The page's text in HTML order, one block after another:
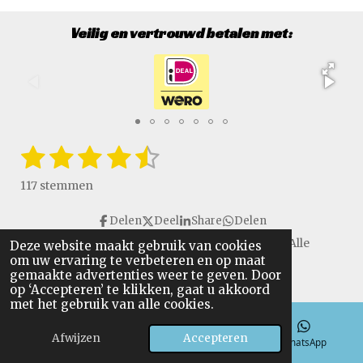
Deze website maakt gebruik van cookies
om uw ervaring te verbeteren en op maat
gemaakte advertenties weer te geven. Door
op ‘Accepteren’ te klikken, gaat u akkoord
met het gebruik van alle cookies.
Afwijzen Accepteren
Veilig en vertrouwd betalen met:
R
a
t
n
g
:
4
.
1
s
e
r
2
s
e
r
r
e
n
3
s
e
r
r
e
n
4
t
e
r
r
e
5
t
e
r
r
e
S
e
117 stemmen
Delen Deel Share Delen
Copyright © 2016 - 2026 VanGulikSpecialTools. Alle
rechten voorbehouden.
E-mailadres Telefoonnummer WhatsApp